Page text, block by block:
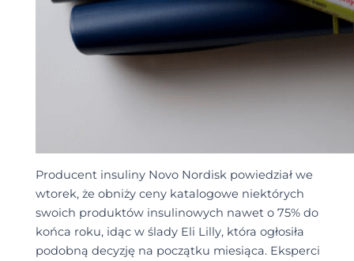
Producent insuliny Novo Nordisk powiedział we
wtorek, że obniży ceny katalogowe niektórych
swoich produktów insulinowych nawet o 75% do
końca roku, idąc w ślady Eli Lilly, która ogłosiła
podobną decyzję na początku miesiąca. Eksperci